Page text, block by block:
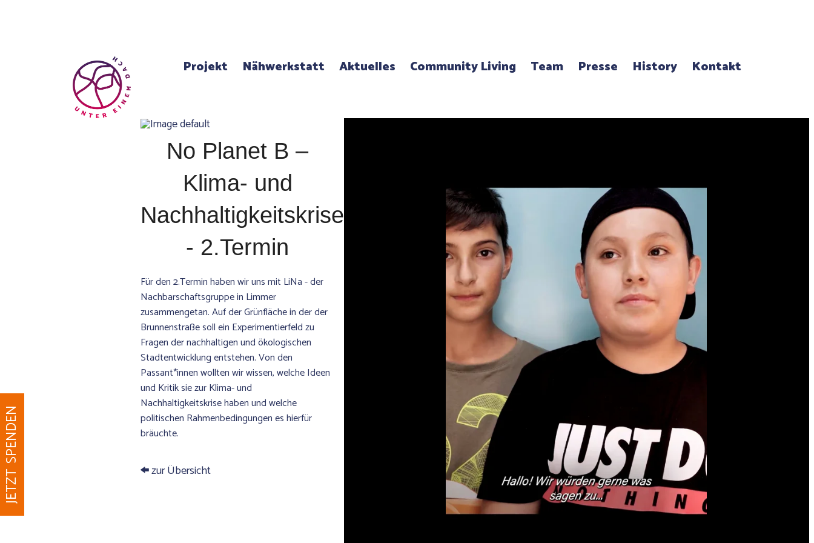
Projekt Nähwerkstatt Aktuelles Community Living Team Presse History Kontakt
No Planet B –
Klima- und
Nachhaltigkeitskrise
- 2.Termin
Für den 2.Termin haben wir uns mit LiNa - der
Nachbarschaftsgruppe in Limmer
zusammengetan. Auf der Grünfläche in der der
Brunnenstraße soll ein Experimentierfeld zu
Fragen der nachhaltigen und ökologischen
Stadtentwicklung entstehen. Von den
Passant*innen wollten wir wissen, welche Ideen
und Kritik sie zur Klima- und
Nachhaltigkeitskrise haben und welche
politischen Rahmenbedingungen es hierfür
bräuchte.
zur Übersicht
JETZT SPENDEN